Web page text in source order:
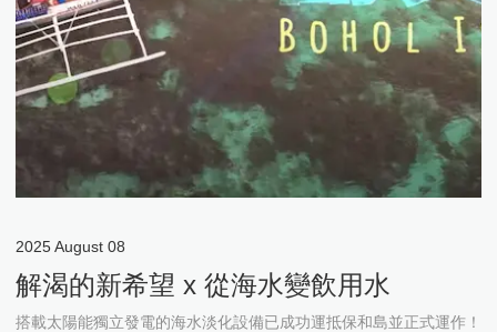
公司簡介
最新消息
活動訊息總覽頁
台達太陽能變流器
台電Dreams解決方案
支架
總覽頁
台達儲能系統
小型儲能
電動車充電樁
總覽頁
台達充電樁
台達電動車EMS管理
充電柱立柱
充電樁儲值計費系統
水資源方案小型太陽能馬達驅動器
大型太陽能馬達驅動器
太陽能海水淡化機
Tesla Powerwall 家用儲能
系統設計建置維運太陽能電廠規畫施工
EV充電樁規畫施工
維修服務
系統工程實績
聯絡我們
聯絡表單
運
聯絡我們
2025August 08
解渴的新希望 x 從海水變飲用水
搭載太陽能獨立發電的海水淡化設備已成功運抵保和島並正式運作！